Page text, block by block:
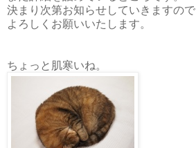
決まり次第お知らせしていきますので
よろしくお願いいたします。
ちょっと肌寒いね。